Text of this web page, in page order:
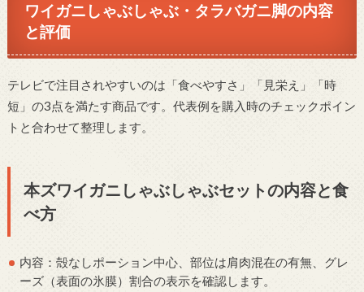
ワイガニしゃぶしゃぶ・タラバガニ脚の内容
と評価
テレビで注目されやすいのは「食べやすさ」「見栄え」「時
短」の3点を満たす商品です。代表例を購入時のチェックポイン
トと合わせて整理します。
本ズワイガニしゃぶしゃぶセットの内容と食
べ方
内容：殻なしポーション中心、部位は肩肉混在の有無、グレ
ーズ（表面の氷膜）割合の表示を確認します。